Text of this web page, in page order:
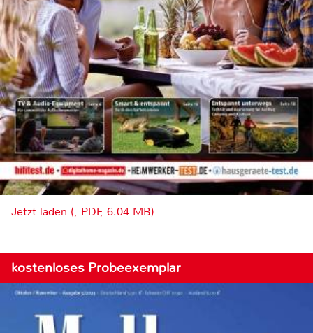
Jetzt laden (, PDF, 6.04 MB)
kostenloses Probeexemplar